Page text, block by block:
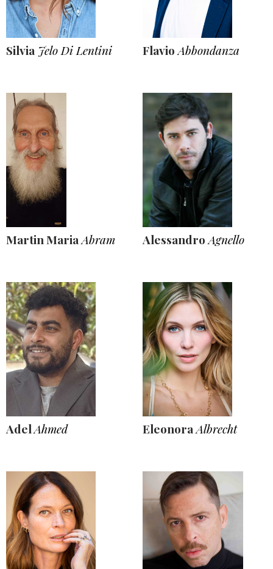
Silvia Jelo Di Lentini FlavioAbbondanza
Martin MariaAbram AlessandroAgnello
AdelAhmed EleonoraAlbrecht